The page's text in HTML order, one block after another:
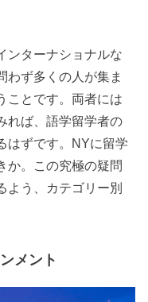
ンターナショナルな
わず多くの人が集ま
ことです。両者には
れば、語学留学者の
はずです。NYに留学
か。この究極の疑問
よう、カテゴリー別
メント